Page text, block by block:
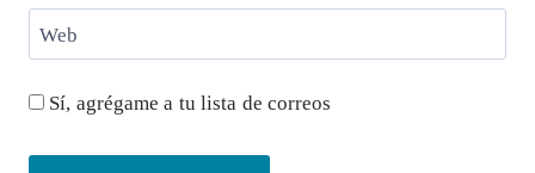
Web
Sí, agrégame a tu lista de correos